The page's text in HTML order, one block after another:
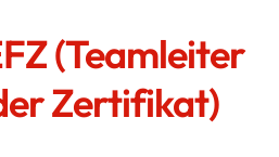
(Teamleiter
Zertifikat)